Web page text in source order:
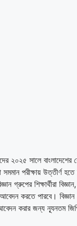
২০২৫ সালে বাংলাদেশের
পরীক্ষায় উত্তীর্ণ হতে
গ্রুপের শিক্ষার্থীরা
করতে পারবে। বিজ্ঞান
করার জন্য ন্যূনতম